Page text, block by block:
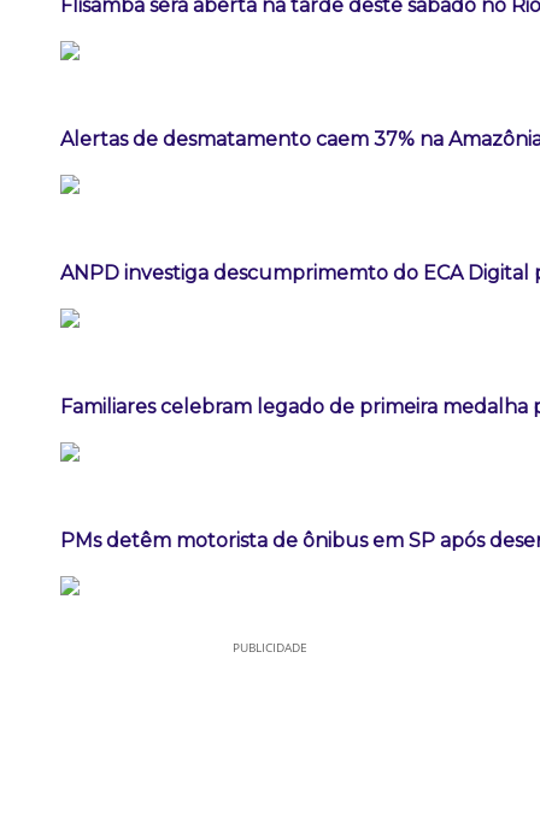
Flisamba será aberta na tarde deste sábado no
Alertas de desmatamento caem 37% na
ANPD investiga descumprimemto do ECA Digital
Familiares celebram legado de primeira medalha
PMs detêm motorista de ônibus em SP após
PUBLICIDADE